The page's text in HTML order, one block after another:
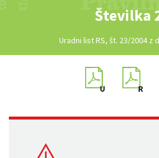
Številka
Uradni list RS, št. 23/2004 z